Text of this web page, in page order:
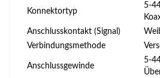
Konnektortyp
5-
Anschlusskontakt (Signal)
Verbindungsmethode
Anschlussgewinde
5-